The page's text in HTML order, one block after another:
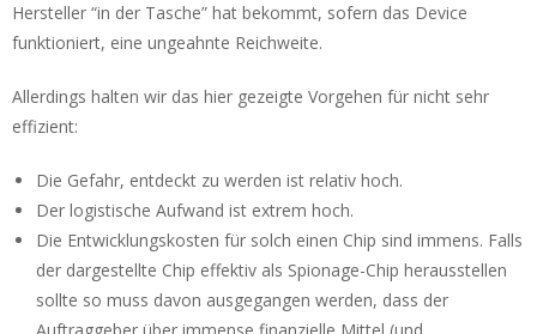
Hersteller “in der Tasche” hat bekommt, sofern das Device
funktioniert, eine ungeahnte Reichweite.
Allerdings halten wir das hier gezeigte Vorgehen für nicht sehr
effizient:
Die Gefahr, entdeckt zu werden ist relativ hoch.
Der logistische Aufwand ist extrem hoch.
Die Entwicklungskosten für solch einen Chip sind immens. Falls
der dargestellte Chip effektiv als Spionage-Chip herausstellen
sollte so muss davon ausgegangen werden, dass der